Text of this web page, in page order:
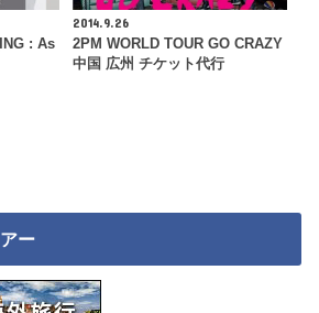
: As
2014.9.26
2PM WORLD TOUR GO CRAZY
中国 広州 チケット代行
ー